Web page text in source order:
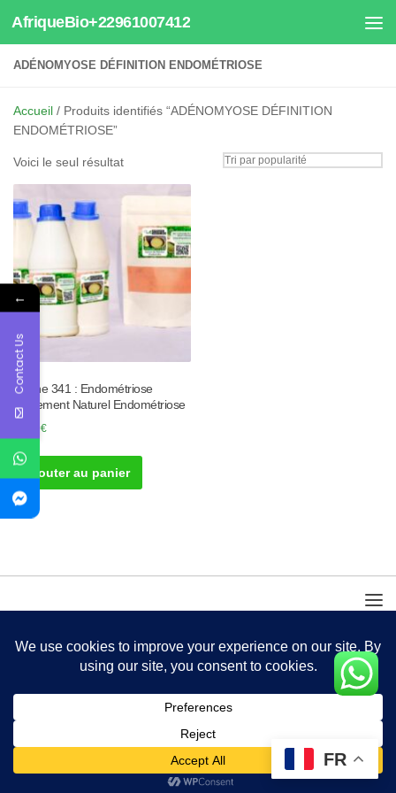
Au dessous du contenu
AfriqueBio+22961007412
ADÉNOMYOSE DÉFINITION ENDOMÉTRIOSE
Accueil / Produits identifiés “ADÉNOMYOSE DÉFINITION
ENDOMÉTRIOSE”
Voici le seul résultat
Tisane 341 : Endométriose
Traitement Naturel Endométriose
50.00€
Ajouter au panier
FR
←
Contact Us